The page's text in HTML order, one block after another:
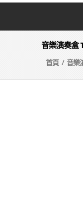
音樂演奏盒
首頁/ 音樂